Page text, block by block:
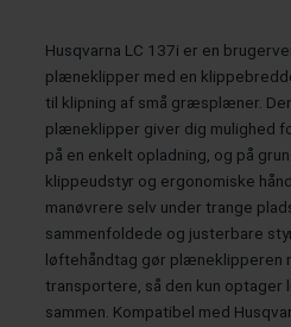
Husqvarna LC 137i er en
plæneklipper med en
til klipning af små græsplæner.
plæneklipper giver dig mulighed
på en enkelt opladning, og på
klippeudstyr og ergonomiske
manøvrere selv under trange
sammenfoldede og justerbare
løftehåndtag gør plæneklipperen
transportere, så den kun optager
sammen. Kompatibel med